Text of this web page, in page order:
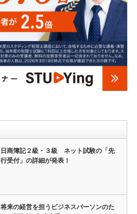
日商簿記２級・３級 ネット試験の「先
行受付」の詳細が発表！
将来の経営を担うビジネスパーソンのた